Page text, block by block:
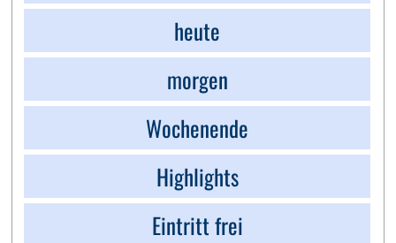
heute
morgen
Wochenende
Highlights
Eintritt frei